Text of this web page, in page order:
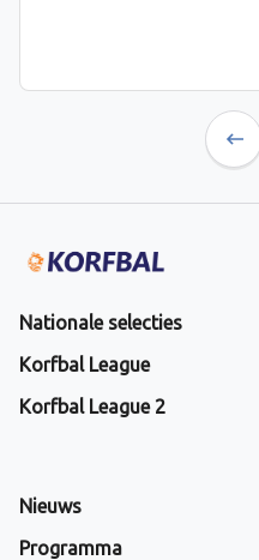
Nationale selecties
Korfbal League
Korfbal League 2
Nieuws
Programma